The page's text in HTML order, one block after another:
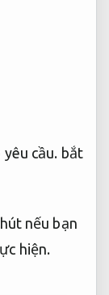
cầu. bắt
nếu bạn
hiện.